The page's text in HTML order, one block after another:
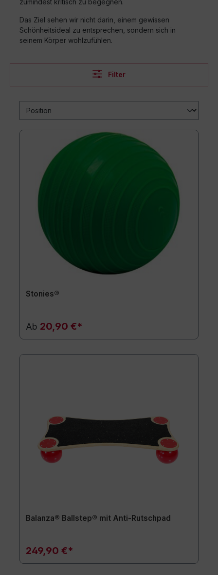
zumindest kritisch zu begegnen.
Das Ziel sehen wir nicht darin, einem gewissen
Schönheitsideal zu entsprechen, sondern sich in
seinem Körper wohlzufühlen.
Filter
Stonies®
Ab 20,90 €*
Balanza® Ballstep® mit Anti-Rutschpad
249,90 €*